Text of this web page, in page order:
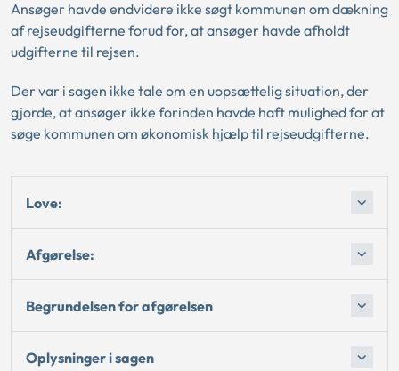
Ansøger havde endvidere ikke søgt kommunen om dækning
af rejseudgifterne forud for, at ansøger havde afholdt
udgifterne til rejsen.
Der var i sagen ikke tale om en uopsættelig situation, der
gjorde, at ansøger ikke forinden havde haft mulighed for at
søge kommunen om økonomisk hjælp til rejseudgifterne.
Love:
Afgørelse:
Begrundelsen for afgørelsen
Oplysninger i sagen